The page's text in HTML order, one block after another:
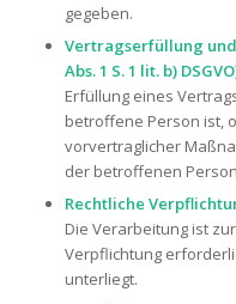
gegeben.
Vertragserfüllung
Abs. 1 S. 1 lit. b)
Erfüllung eines
betroffene Person ist,
vorvertraglicher
der betroffenen
Rechtliche
Die Verarbeitung ist
Verpflichtung
unterliegt.